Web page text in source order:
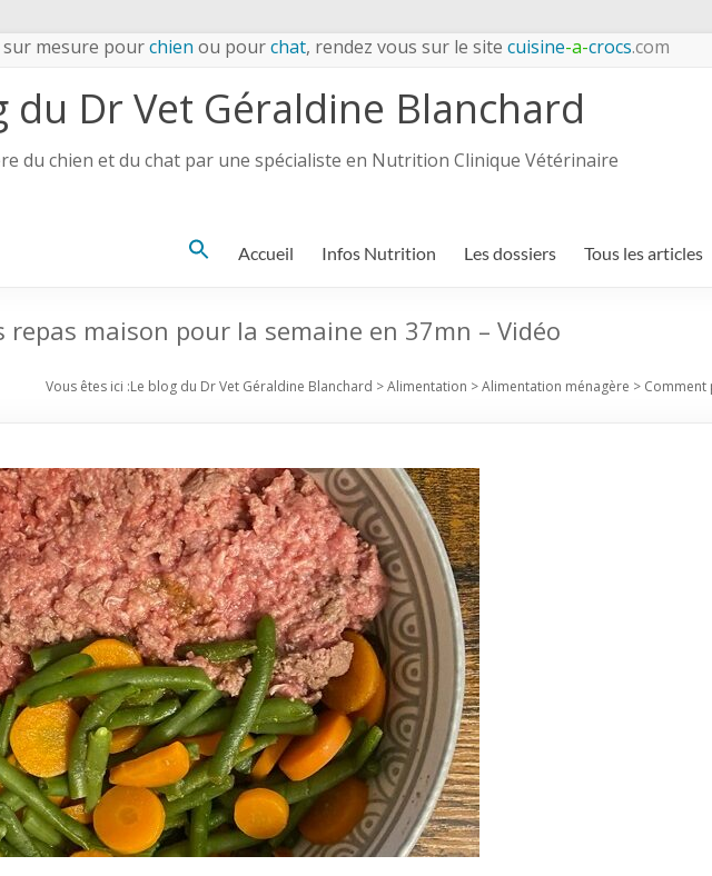
mesure pourchien ou pourchat, rendez vous sur le site cuisine-a-crocs.com
du Dr Vet Géraldine Blanchard
du chien et du chat par une spécialiste en Nutrition Clinique Vétérinaire
Search Accueil Infos Nutrition Les dossiers Tous les articles
repas maison pour la semaine en 37mn – Vidéo
Vous êtes ici :Le blog du Dr Vet Géraldine Blanchard >Alimentation >Alimentation ménagère > Comment